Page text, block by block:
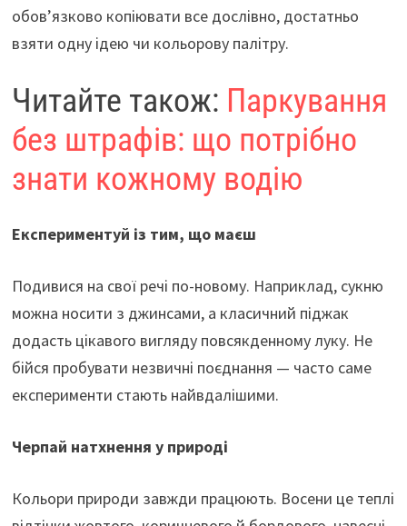
обов’язково копіювати все дослівно, достатньо
взяти одну ідею чи кольорову палітру.
Читайте також: Паркування
без штрафів: що потрібно
знати кожному водію
Експериментуй із тим, що маєш
Подивися на свої речі по-новому. Наприклад, сукню
можна носити з джинсами, а класичний піджак
додасть цікавого вигляду повсякденному луку. Не
бійся пробувати незвичні поєднання — часто саме
експерименти стають найвдалішими.
Черпай натхнення у природі
Кольори природи завжди працюють. Восени це теплі